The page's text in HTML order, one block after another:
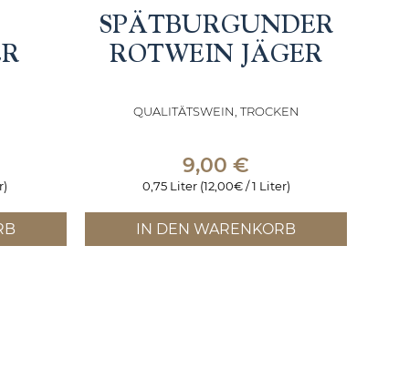
SPÄTBURGUNDER
ROTWEIN JÄGER
QUALITÄTSWEIN, TROCKEN
9,00 €
0,75 Liter (12,00€ / 1 Liter)
IN DEN WARENKORB